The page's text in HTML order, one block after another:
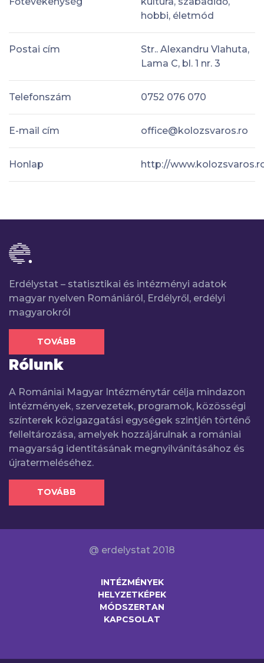
hobbi, életmód
Postai cím
Str.. Alexandru Vlahuta,
Lama C, bl. 1 nr. 3
Telefonszám 0752 076 070
E-mail cím office@kolozsvaros.ro
Honlap http://
Erdélystat – statisztikai és intézményi adatok
magyar nyelven Romániáról, Erdélyről, erdélyi
magyarokról
TOVÁBB
Rólunk
A Romániai Magyar Intézménytár célja mindazon
intézmények, szervezetek, programok, közösségi
színterek közigazgatási egységek szintjén történő
felleltározása, amelyek hozzájárulnak a romániai
magyarság identitásának megnyilvánításához és
újratermeléséhez.
TOVÁBB
@ erdelystat 2018
INTÉZMÉNYEK
HELYZETKÉPEK
MÓDSZERTAN
KAPCSOLAT